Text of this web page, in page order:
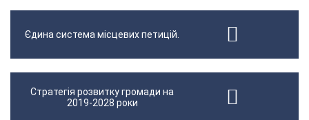
Єдина система місцевих петицій.
Стратегія розвитку громади на
2019-2028 роки